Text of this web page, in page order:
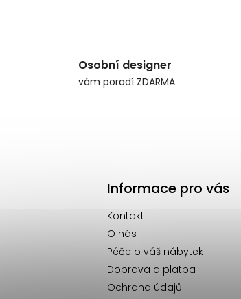
Osobní designer
vám poradí ZDARMA
Informace pro vás
Kontakt
O nás
Péče o váš nábytek
Doprava a platba
Ochrana údajů